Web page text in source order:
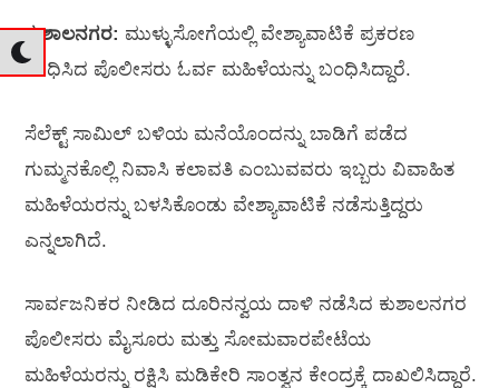
ಕುಶಾಲನಗರ: ಮುಳ್ಳುಸೋಗೆಯಲ್ಲಿ ವೇಶ್ಯಾವಾಟಿಕೆ ಪ್ರಕರಣ
ಬೇಧಿಸಿದ ಪೊಲೀಸರು ಓರ್ವ ಮಹಿಳೆಯನ್ನು ಬಂಧಿಸಿದ್ದಾರೆ.
ಸೆಲೆಕ್ಟ್ ಸಾಮಿಲ್ ಬಳಿಯ ಮನೆಯೊಂದನ್ನು ಬಾಡಿಗೆ ಪಡೆದ
ಗುಮ್ಮನಕೊಲ್ಲಿ ನಿವಾಸಿ ಕಲಾವತಿ ಎಂಬುವವರು ಇಬ್ಬರು ವಿವಾಹಿತ
ಮಹಿಳೆಯರನ್ನು ಬಳಸಿಕೊಂಡು ವೇಶ್ಯಾವಾಟಿಕೆ ನಡೆಸುತ್ತಿದ್ದರು
ಎನ್ನಲಾಗಿದೆ.
ಸಾರ್ವಜನಿಕರ ನೀಡಿದ ದೂರಿನನ್ವಯ ದಾಳಿ ನಡೆಸಿದ ಕುಶಾಲನಗರ
ಪೊಲೀಸರು ಮೈಸೂರು ಮತ್ತು ಸೋಮವಾರಪೇಟೆಯ
ಮಹಿಳೆಯರನ್ನು ರಕ್ಷಿಸಿ ಮಡಿಕೇರಿ ಸಾಂತ್ವನ ಕೇಂದ್ರಕ್ಕೆ ದಾಖಲಿಸಿದ್ದಾರೆ.